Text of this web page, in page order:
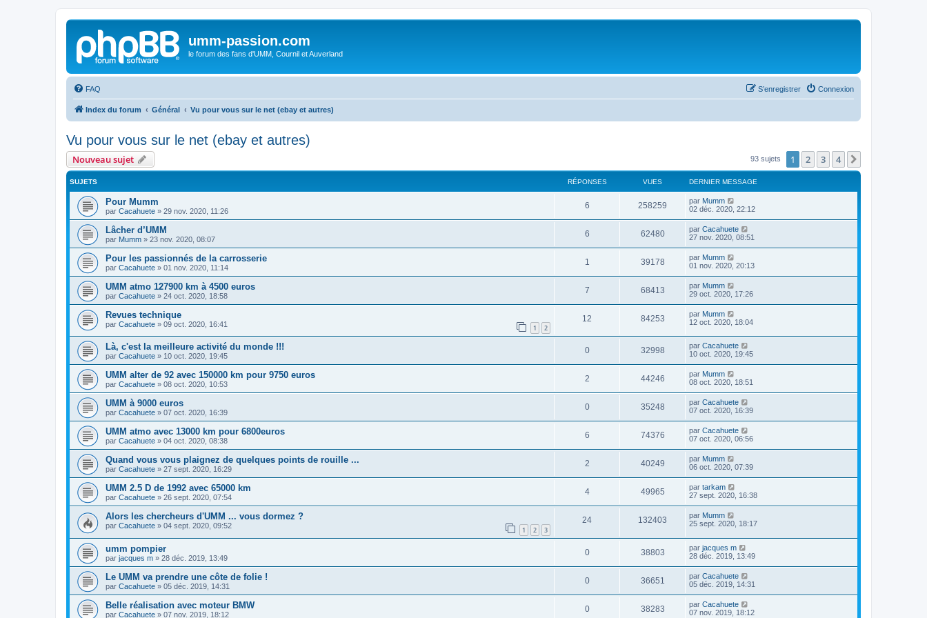
umm-passion.com
le forum des fans d'UMM, Cournil et Auverland
FAQ Connexion
S’enregistrer
Index du forum Général Vu pour vous sur le net (ebay et autres)
Vu pour vous sur le net (ebay et autres)
Nouveau sujet 93 sujets 1 2 3 4
SUJETS RÉPONSES VUES DERNIER MESSAGE
Pour Mumm
par Cacahuete » 29 nov. 2020, 11:26
6 258259 par Mumm
02 déc. 2020, 22:12
Lâcher d’UMM
par Mumm » 23 nov. 2020, 08:07
6 62480 par Cacahuete
27 nov. 2020, 08:51
Pour les passionnés de la carrosserie
par Cacahuete » 01 nov. 2020, 11:14
1 39178 par Mumm
01 nov. 2020, 20:13
UMM atmo 127900 km à 4500 euros
par Cacahuete » 24 oct. 2020, 18:58
7 68413 par Mumm
29 oct. 2020, 17:26
Revues technique
par Cacahuete » 09 oct. 2020, 16:41 1 2
12 84253 par Mumm
12 oct. 2020, 18:04
Là, c'est la meilleure activité du monde !!!
par Cacahuete » 10 oct. 2020, 19:45
0 32998 par Cacahuete
10 oct. 2020, 19:45
UMM alter de 92 avec 150000 km pour 9750 euros
par Cacahuete » 08 oct. 2020, 10:53
2 44246 par Mumm
08 oct. 2020, 18:51
UMM à 9000 euros
par Cacahuete » 07 oct. 2020, 16:39
0 35248 par Cacahuete
07 oct. 2020, 16:39
UMM atmo avec 13000 km pour 6800euros
par Cacahuete » 04 oct. 2020, 08:38
6 74376 par Cacahuete
07 oct. 2020, 06:56
Quand vous vous plaignez de quelques points de rouille ...
par Cacahuete » 27 sept. 2020, 16:29
2 40249 par Mumm
06 oct. 2020, 07:39
UMM 2.5 D de 1992 avec 65000 km
par Cacahuete » 26 sept. 2020, 07:54
4 49965 par tarkam
27 sept. 2020, 16:38
Alors les chercheurs d'UMM ... vous dormez ?
par Cacahuete » 04 sept. 2020, 09:52 1 2 3
24 132403 par Mumm
25 sept. 2020, 18:17
umm pompier
par jacques m » 28 déc. 2019, 13:49
0 38803 par jacques m
28 déc. 2019, 13:49
Le UMM va prendre une côte de folie !
par Cacahuete » 05 déc. 2019, 14:31
0 36651 par Cacahuete
05 déc. 2019, 14:31
Belle réalisation avec moteur BMW
par Cacahuete » 07 nov. 2019, 18:12
0 38283 par Cacahuete
07 nov. 2019, 18:12